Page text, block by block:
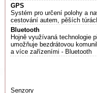
GPS
Systém pro určení polohy a
cestování autem, pěších
Bluetooth
Hojně využívaná technologie
umožňuje bezdrátovou
a více zařízeními - Bluetooth
Senzory